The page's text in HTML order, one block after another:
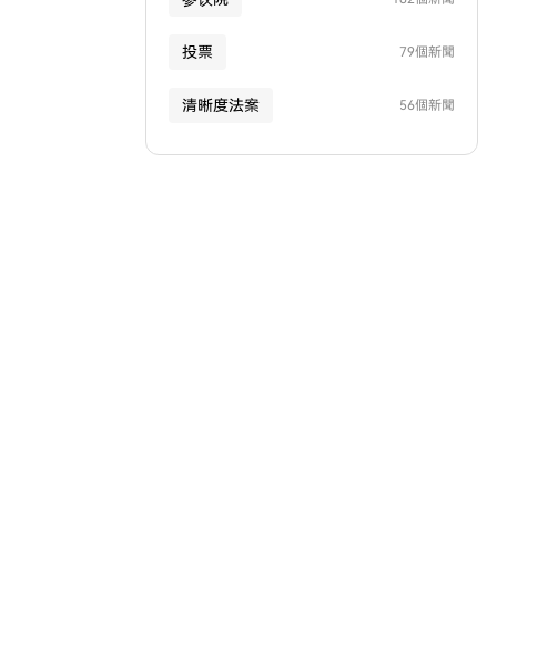
投票 79個新聞
清晰度法案 56個新聞